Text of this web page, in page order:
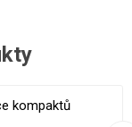
kompaktů